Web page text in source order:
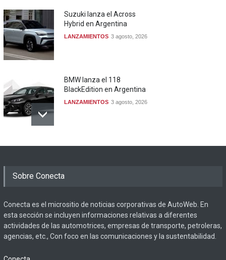
Suzuki lanza el Across
Hybrid en Argentina
LANZAMIENTOS 3 agosto, 2026
BMW lanza el 118
BlackEdition en Argentina
LANZAMIENTOS 3 agosto, 2026
Sobre Conecta
Conecta es el micrositio de noticias corporativas de AutoWeb. En
esta sección se incluyen informaciones relativas a diferentes
actividades de las automotrices, empresas de transporte, petroleras,
agencias, etc., Con foco en las comunicaciones y la sustentabilidad.